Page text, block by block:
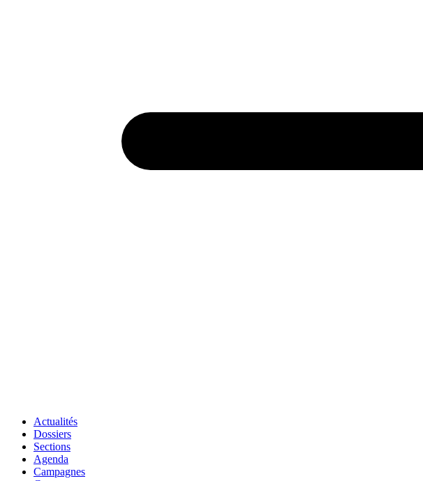
Actualités
Dossiers
Sections
Agenda
Campagnes